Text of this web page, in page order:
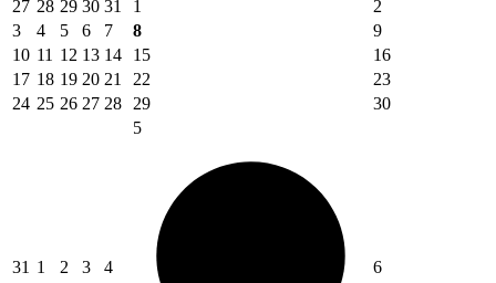
27 28 29 30 31 1
2
3
4 5 6 7 8
9
10 11 12 13 14 15
16
17 18 19 20 21 22
23
24 25 26 27 28 29 30
31 1 2 3 4
5
6